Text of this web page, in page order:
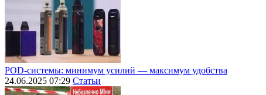
POD-системы: минимум усилий — максимум удобства
24.06.2025 07:29 Статьи